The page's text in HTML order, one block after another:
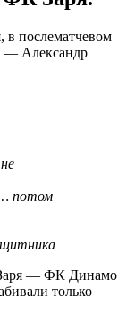
послематчевом
— Александр
потом
— ФК Динамо
только